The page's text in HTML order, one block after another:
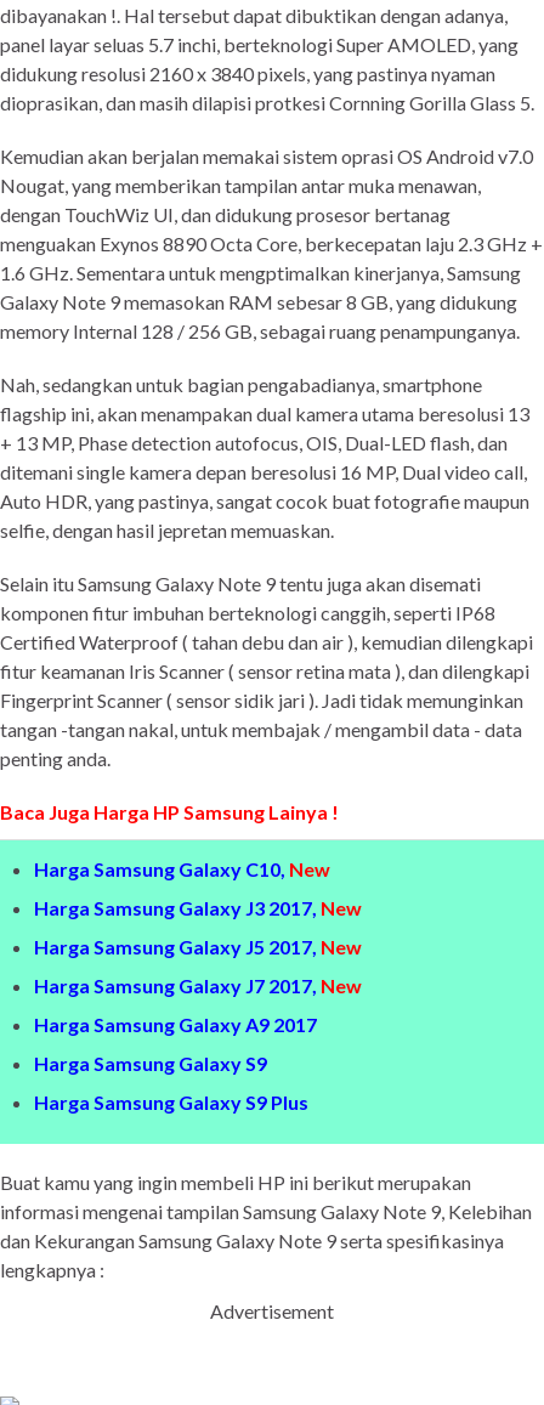
dibayanakan !. Hal tersebut dapat dibuktikan dengan adanya,
panel layar seluas 5.7 inchi, berteknologi Super AMOLED, yang
didukung resolusi 2160 x 3840 pixels, yang pastinya nyaman
dioprasikan, dan masih dilapisi protkesi Cornning Gorilla Glass 5.
Kemudian akan berjalan memakai sistem oprasi OS Android v7.0
Nougat, yang memberikan tampilan antar muka menawan,
dengan TouchWiz UI, dan didukung prosesor bertanag
menguakan Exynos 8890 Octa Core, berkecepatan laju 2.3 GHz +
1.6 GHz. Sementara untuk mengptimalkan kinerjanya, Samsung
Galaxy Note 9 memasokan RAM sebesar 8 GB, yang didukung
memory Internal 128 / 256 GB, sebagai ruang penampunganya.
Nah, sedangkan untuk bagian pengabadianya, smartphone
flagship ini, akan menampakan dual kamera utama beresolusi 13
+ 13 MP, Phase detection autofocus, OIS, Dual-LED flash, dan
ditemani single kamera depan beresolusi 16 MP, Dual video call,
Auto HDR, yang pastinya, sangat cocok buat fotografie maupun
selfie, dengan hasil jepretan memuaskan.
Selain itu Samsung Galaxy Note 9 tentu juga akan disemati
komponen fitur imbuhan berteknologi canggih, seperti IP68
Certified Waterproof ( tahan debu dan air ), kemudian dilengkapi
fitur keamanan Iris Scanner ( sensor retina mata ), dan dilengkapi
Fingerprint Scanner ( sensor sidik jari ). Jadi tidak memunginkan
tangan -tangan nakal, untuk membajak / mengambil data - data
penting anda.
Baca Juga Harga HP Samsung Lainya !
Harga Samsung Galaxy C10, New
Harga Samsung Galaxy J3 2017, New
Harga Samsung Galaxy J5 2017, New
Harga Samsung Galaxy J7 2017, New
Harga Samsung Galaxy A9 2017
Harga Samsung Galaxy S9
Harga Samsung Galaxy S9 Plus
Buat kamu yang ingin membeli HP ini berikut merupakan
informasi mengenai tampilan Samsung Galaxy Note 9, Kelebihan
dan Kekurangan Samsung Galaxy Note 9 serta spesifikasinya
lengkapnya :
Advertisement